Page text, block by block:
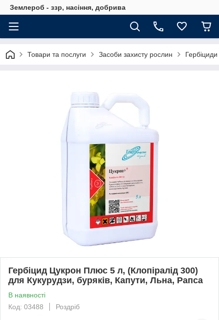
Землероб - ззр, насіння, добрива
Товари та послуги Засоби захисту рослин Гербіциди
Гербіцид Цукрон Плюс 5 л, (Клопіралід 300)
для Кукурудзи, буряків, Капути, Льна, Рапса
В наявності
Код: 03488
Роздріб